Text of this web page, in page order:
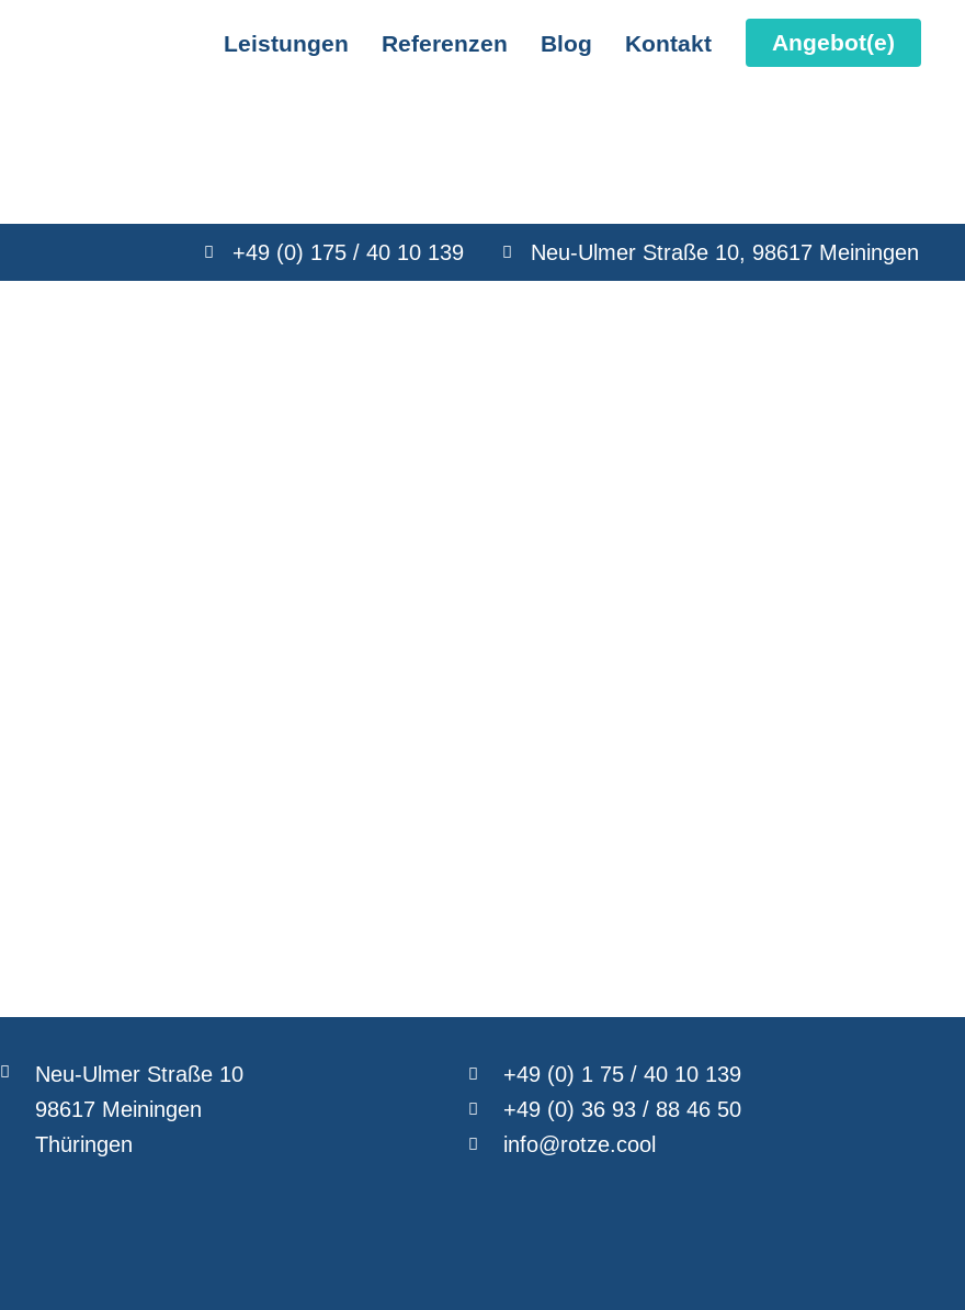
Leistungen Referenzen Blog Kontakt Angebot(e)
+49 (0) 175 / 40 10 139 Neu-Ulmer Straße 10, 98617 Meiningen
Neu-Ulmer Straße 10
98617 Meiningen
Thüringen
+49 (0) 1 75 / 40 10 139
+49 (0) 36 93 / 88 46 50
info@rotze.cool